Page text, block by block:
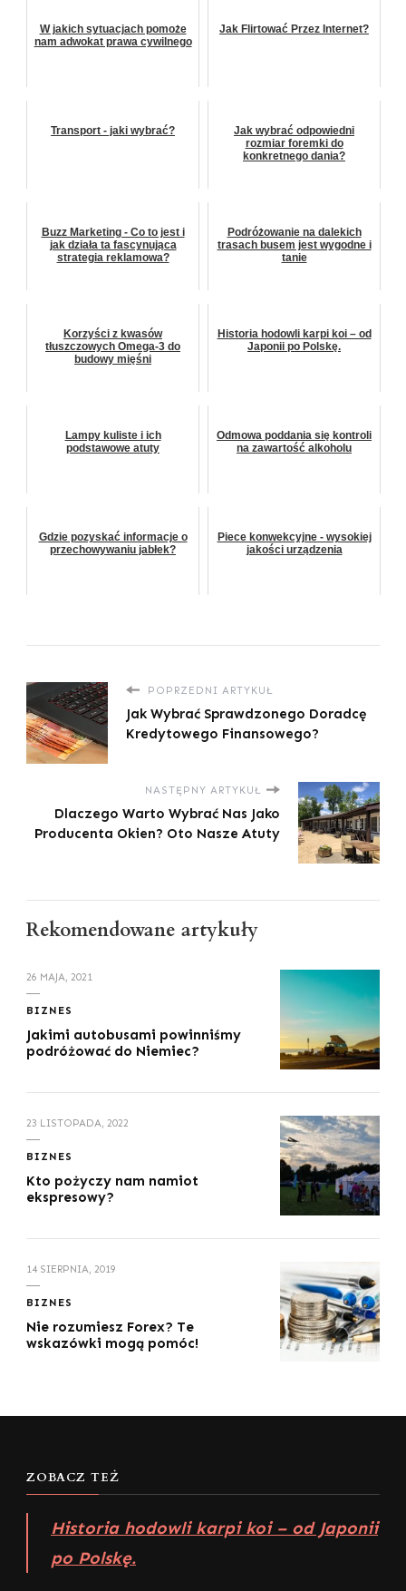
W jakich sytuacjach pomoże
nam adwokat prawa cywilnego
Jak Flirtować Przez Internet?
Transport - jaki wybrać?
Jak wybrać odpowiedni
rozmiar foremki do
konkretnego dania?
Buzz Marketing - Co to jest i
jak działa ta fascynująca
strategia reklamowa?
Podróżowanie na dalekich
trasach busem jest wygodne i
tanie
Korzyści z kwasów
tłuszczowych Omega-3 do
budowy mięśni
Historia hodowli karpi koi – od
Japonii po Polskę.
Lampy kuliste i ich
podstawowe atuty
Odmowa poddania się kontroli
na zawartość alkoholu
Gdzie pozyskać informacje o
przechowywaniu jabłek?
Piece konwekcyjne - wysokiej
jakości urządzenia
POPRZEDNI ARTYKUŁ
Jak Wybrać Sprawdzonego Doradcę
Kredytowego Finansowego?
NASTĘPNY ARTYKUŁ
Dlaczego Warto Wybrać Nas Jako
Producenta Okien? Oto Nasze Atuty
Rekomendowane artykuły
26 MAJA, 2021
BIZNES
Jakimi autobusami powinniśmy
podróżować do Niemiec?
23 LISTOPADA, 2022
BIZNES
Kto pożyczy nam namiot
ekspresowy?
14 SIERPNIA, 2019
BIZNES
Nie rozumiesz Forex? Te
wskazówki mogą pomóc!
ZOBACZ TEŻ
Historia hodowli karpi koi – od Japonii
po Polskę.